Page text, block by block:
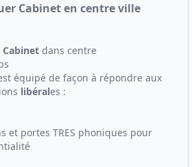
Cabinet en centre ville
Cabinet dans centre
équipé de façon à répondre aux
libérales :
et portes TRES phoniques pour